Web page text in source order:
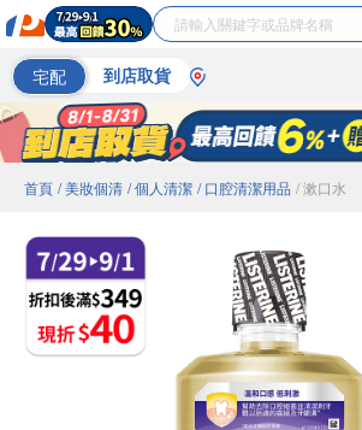
宅配 到店取貨
首頁 / 美妝個清 / 個人清潔 / 口腔清潔用品 / 漱口水